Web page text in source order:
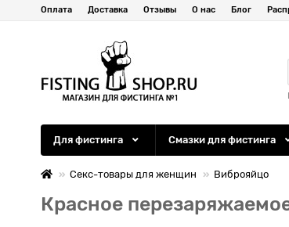
Оплата Доставка Отзывы О нас Блог
Для фистинга Смазки для фистинга
Секс-товары для женщин Виброяйцо
Красное